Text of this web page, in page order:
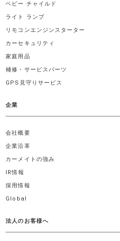
ベビー チャイルド
ライト ランプ
リモコンエンジンスターター
カーセキュリティ
家庭用品
補修・サービスパーツ
GPS見守りサービス
企業
会社概要
企業沿革
カーメイトの強み
IR情報
採用情報
Global
法人のお客様へ